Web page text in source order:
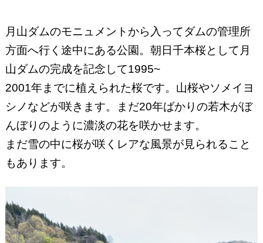
月山ダムのモニュメントから入ってダムの管理所
方面へ行く途中にある公園。朝日千本桜として月
山ダムの完成を記念して1995~
2001年までに植えられた桜です。山桜やソメイヨ
シノなどが咲きます。まだ20年ばかりの若木がぼ
んぼりのように濃淡の花を咲かせます。
まだ雪の中に桜が咲くレアな風景が見られること
もあります。